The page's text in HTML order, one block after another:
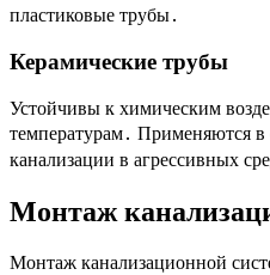
пластиковые трубы․
Керамические трубы
Устойчивы к химическим
температурам․ Применяются
канализации в агрессивных
Монтаж
Монтаж канализационной